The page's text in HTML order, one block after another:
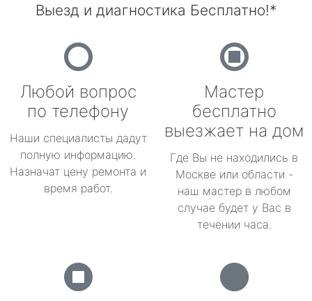
Выезд и диагностика Бесплатно!*
Любой вопрос
по телефону
Наши специалисты дадут
полную информацию.
Назначат цену ремонта и
время работ.
Мастер
бесплатно
выезжает на дом
Где Вы не находились в
Москве или области -
наш мастер в любом
случае будет у Вас в
течении часа.